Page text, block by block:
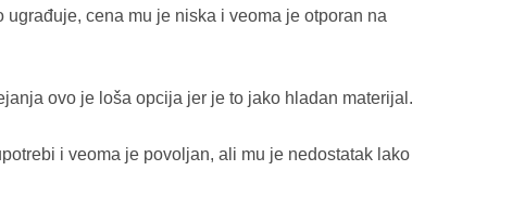
cena mu je niska i veoma je otporan na
ovo je loša opcija jer je to jako hladan materijal.
i veoma je povoljan, ali mu je nedostatak lako